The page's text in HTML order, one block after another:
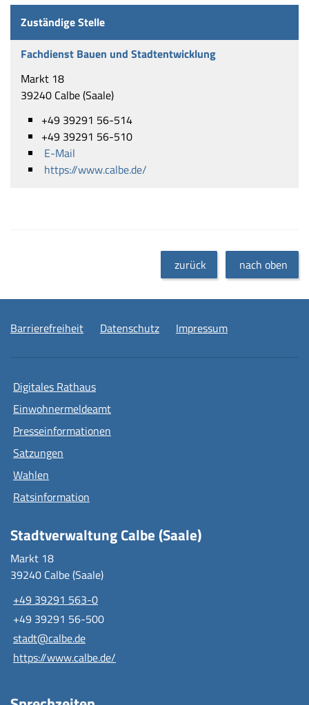
Zuständige Stelle
Fachdienst Bauen und Stadtentwicklung
Markt 18
39240 Calbe (Saale)
+49 39291 56-514
+49 39291 56-510
E-Mail
https://www.calbe.de/
zurück nach oben
Barrierefreiheit Datenschutz Impressum
Digitales Rathaus
Einwohnermeldeamt
Presseinformationen
Satzungen
Wahlen
Ratsinformation
Stadtverwaltung Calbe (Saale)
Markt 18
39240 Calbe (Saale)
+49 39291 563-0
+49 39291 56-500
stadt@calbe.de
https://www.calbe.de/